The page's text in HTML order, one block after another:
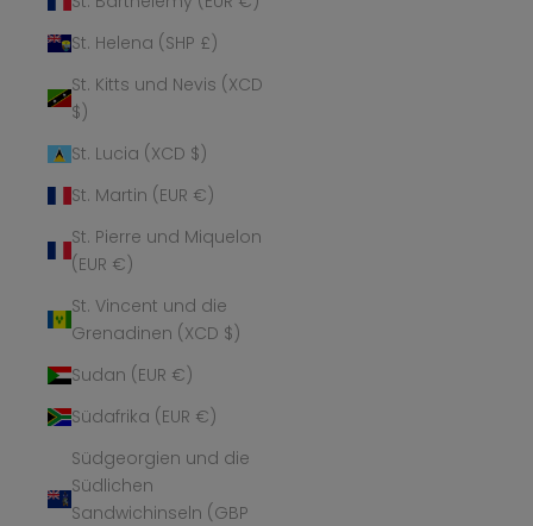
St. Helena (SHP £)
St. Kitts und Nevis (XCD
$)
St. Lucia (XCD $)
St. Martin (EUR €)
St. Pierre und Miquelon
(EUR €)
St. Vincent und die
Grenadinen (XCD $)
Sudan (EUR €)
Südafrika (EUR €)
Südgeorgien und die
Südlichen
Sandwichinseln (GBP